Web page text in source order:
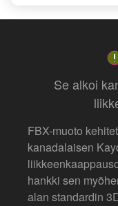
Se alkoi
FBX-muoto
kanadalaisen
hankki sen
alan standardin